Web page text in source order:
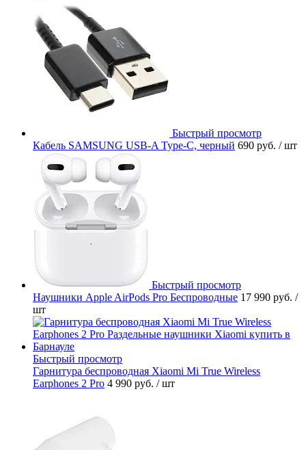
Быстрый просмотр
Кабель SAMSUNG USB-A Type-C, черный 690 руб. / шт
Быстрый просмотр
Наушники Apple AirPods Pro Беспроводные 17 990 руб. /
шт
Быстрый просмотр
Гарнитура беспроводная Xiaomi Mi True Wireless
Earphones 2 Pro 4 990 руб. / шт